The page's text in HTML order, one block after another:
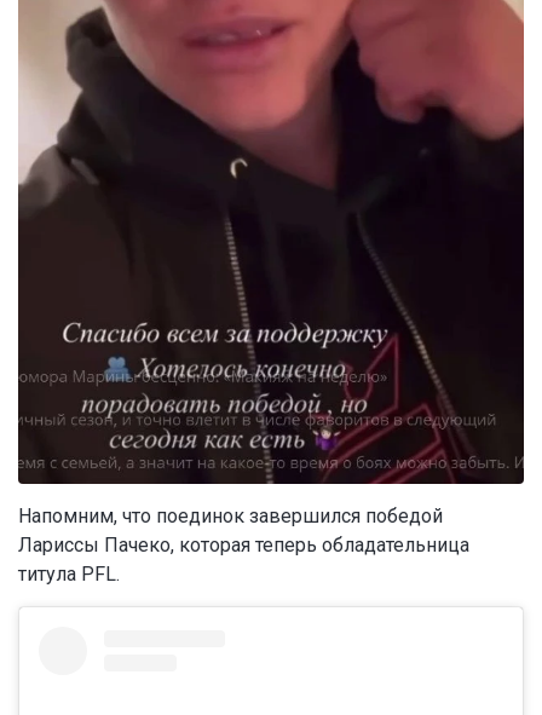
Напомним, что поединок завершился победой
Лариссы Пачеко, которая теперь обладательница
титула PFL.